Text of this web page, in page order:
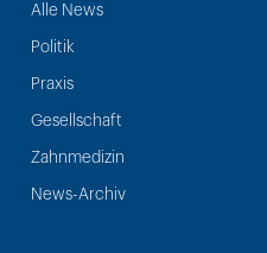
Alle News
Politik
Praxis
Gesellschaft
Zahnmedizin
News-Archiv